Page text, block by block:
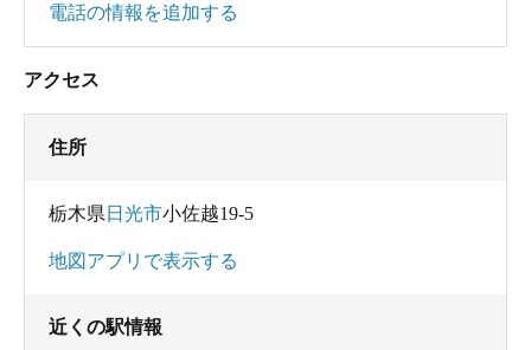
電話の情報を追加する
アクセス
住所
栃木県 日光市小佐越19-5
地図アプリで表示する
近くの駅情報